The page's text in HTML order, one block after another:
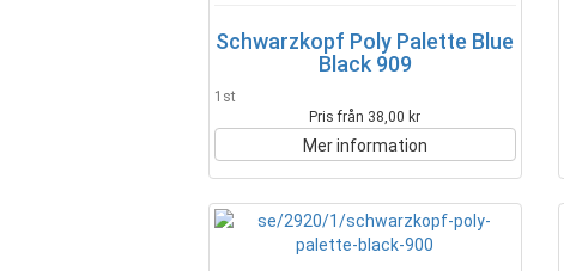
Schwarzkopf Poly Palette Blue
Black 909
1st
Pris från 38,00 kr
Mer information